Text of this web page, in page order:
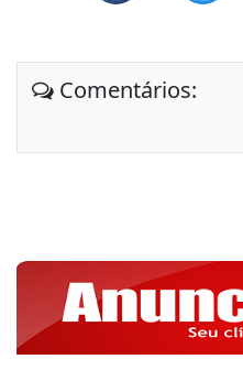
Comentários: